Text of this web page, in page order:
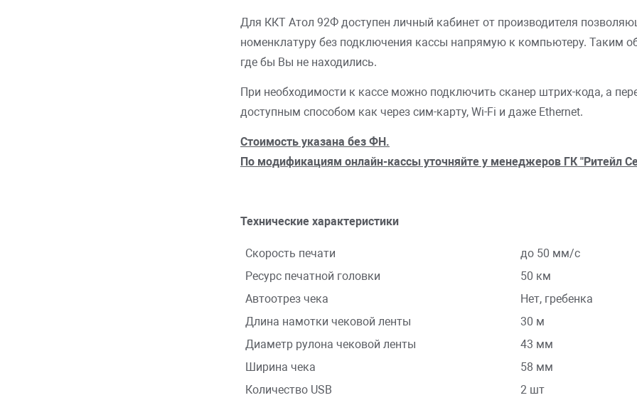
Для ККТ Атол 92Ф доступен личный кабинет от производителя
номенклатуру без подключения кассы напрямую к компьютеру. Таким
где бы Вы не находились.
При необходимости к кассе можно подключить сканер штрих-кода, а
доступным способом как через сим-карту, Wi-Fi и даже Ethernet.
Стоимость указана без ФН.
По модификациям онлайн-кассы уточняйте у менеджеров ГК "Ритейл
Технические характеристики
Скорость печати
до 50 мм/с
Ресурс печатной головки
50 км
Автоотрез чека
Нет, гребенка
Длина намотки чековой ленты
30 м
Диаметр рулона чековой ленты
43 мм
Ширина чека
58 мм
Количество USB
2 шт